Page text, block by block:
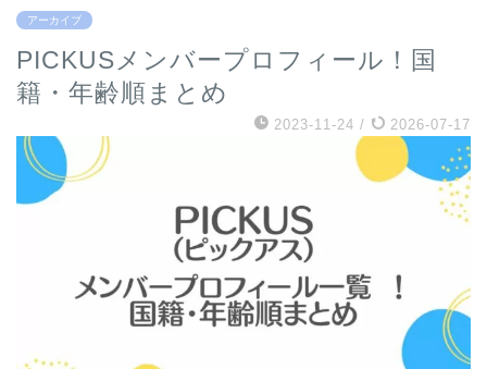
アーカイブ
PICKUSメンバープロフィール！国
籍・年齢順まとめ
2023-11-24 / 2026-07-17